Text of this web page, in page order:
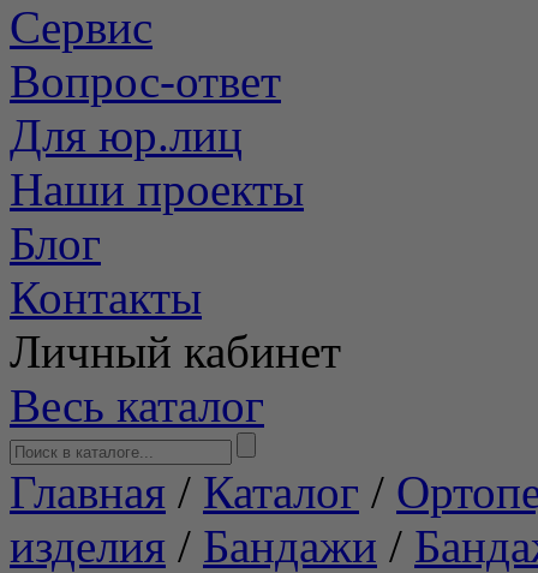
Сервис
Вопрос-ответ
Для юр.лиц
Наши проекты
Блог
Контакты
Личный кабинет
Весь каталог
Главная / Каталог /
изделия / Бандажи /